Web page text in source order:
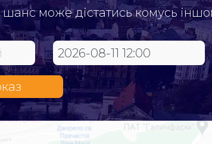
може дістатись комусь